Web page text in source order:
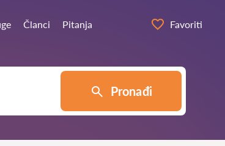
Članci Pitanja Favoriti
Pronađi